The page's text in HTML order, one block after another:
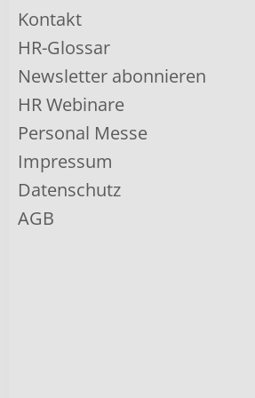
Kontakt
HR-Glossar
Newsletter abonnieren
HR Webinare
Personal Messe
Impressum
Datenschutz
AGB